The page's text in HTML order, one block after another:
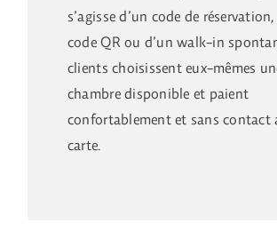
s’agisse d’un code de réservation,
code QR ou d’un walk-in
clients choisissent eux-mêmes
chambre disponible et paient
confortablement et sans contact
carte.